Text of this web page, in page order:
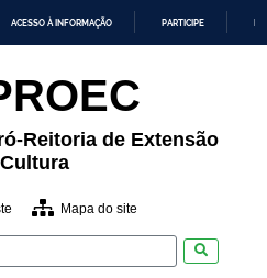
CONTEÚDO
ACESSO À INFORMAÇÃO PARTICIPE
Reitoria de Extensão
Mapa do site